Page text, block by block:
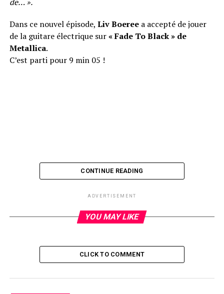
Dans ce nouvel épisode, Liv Boereea accepté de jouer
de la guitare électrique sur« Fade To Black » de
Metallica.
C’est parti pour 9 min 05 !
Entrez dans les WSOPE de Liv Boereeparpoker52
Joseph Cheong 4ème (292.320€)
CONTINUE READING
ADVERTISEMENT
YOU MAY LIKE
CLICK TO COMMENT